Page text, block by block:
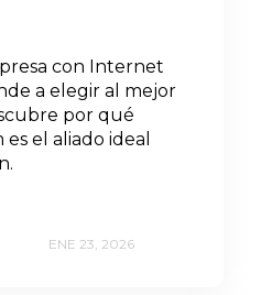
con Internet
a elegir al mejor
por qué
el aliado ideal
ENE 23, 2026